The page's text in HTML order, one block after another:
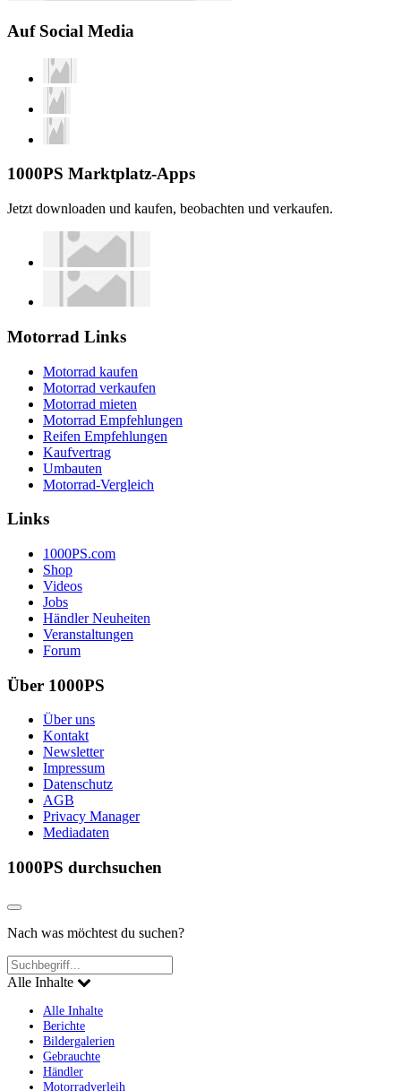
Auf Social Media
1000PS Marktplatz-Apps
Jetzt downloaden und kaufen, beobachten und verkaufen.
Motorrad Links
Motorrad kaufen
Motorrad verkaufen
Motorrad mieten
Motorrad Empfehlungen
Reifen Empfehlungen
Kaufvertrag
Umbauten
Motorrad-Vergleich
Links
1000PS.com
Shop
Videos
Jobs
Händler Neuheiten
Veranstaltungen
Forum
Über 1000PS
Über uns
Kontakt
Newsletter
Impressum
Datenschutz
AGB
Privacy Manager
Mediadaten
1000PS durchsuchen
Nach was möchtest du suchen?
Alle Inhalte
Alle Inhalte
Berichte
Bildergalerien
Gebrauchte
Händler
Motorradverleih